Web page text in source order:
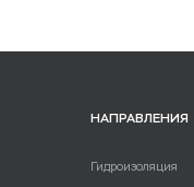
НАПРАВЛЕНИЯ
Гидроизоляция